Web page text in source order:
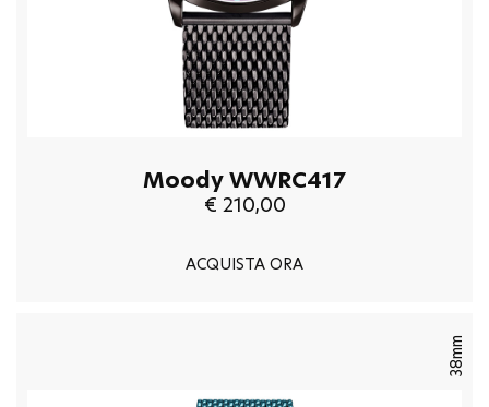
Moody WWRC417
€ 210,00
ACQUISTA ORA
38mm